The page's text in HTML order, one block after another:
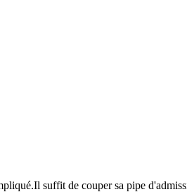
suffit de couper sa pipe